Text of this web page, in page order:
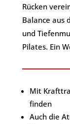
Rücken
Balance aus
und
Pilates. Ein
Mit
finden
Auch die